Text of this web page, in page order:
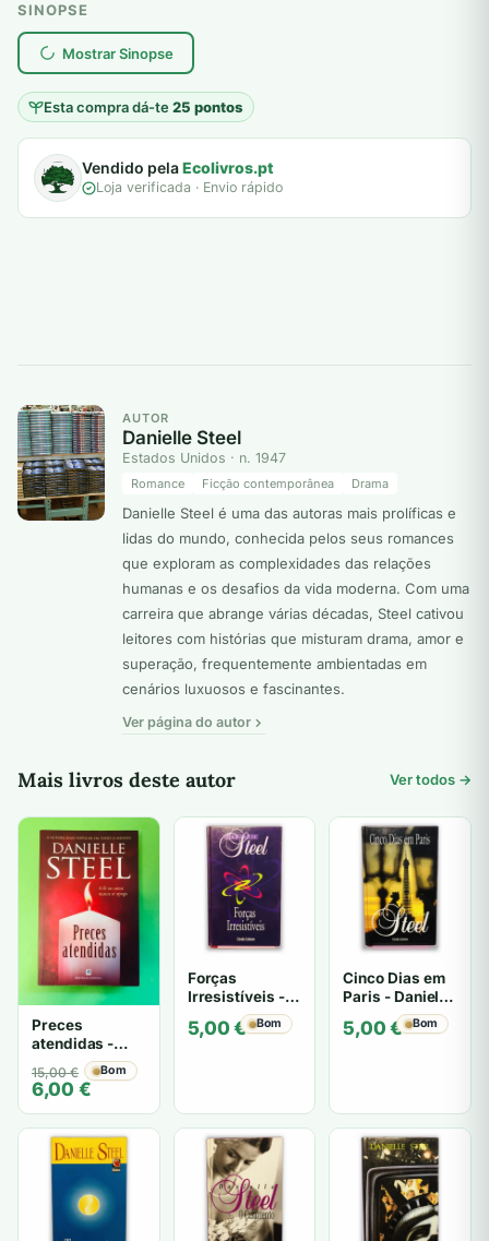
SINOPSE
Mostrar Sinopse
Esta compra dá-te25 pontos
plantar árvores reais
Vendido pelaEcolivros.pt
Loja verificada · Envio rápido
AUTOR
Danielle Steel
Estados Unidos · n. 1947
Romance Ficção contemporânea Drama
Danielle Steel é uma das autoras mais prolíficas e
lidas do mundo, conhecida pelos seus romances
que exploram as complexidades das relações
humanas e os desafios da vida moderna. Com uma
carreira que abrange várias décadas, Steel cativou
leitores com histórias que misturam drama, amor e
superação, frequentemente ambientadas em
cenários luxuosos e fascinantes.
Ver página do autor
Mais livros deste autor Ver todos →
Preces
atendidas -
Danielle Steel
15,00€
O
preço
original
era:
15,00 €.
6,00 €
O
preço
atual
6,00 €.
Bom
Forças
Irresistíveis -
Danielle Steel
5,00€ Bom
Cinco Dias em
Paris - Danielle
5,00€ Bom